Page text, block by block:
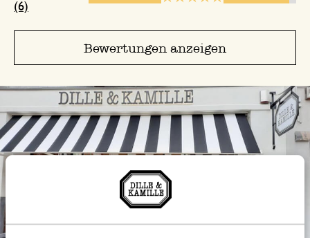
(6)
Bewertungen anzeigen
29. Februar 2024
Nur Bewertung, ohne Kommentar
28. Dezember 2023
Nur Bewertung, ohne Kommentar
19. Mai 2023
Nur Bewertung, ohne Kommentar